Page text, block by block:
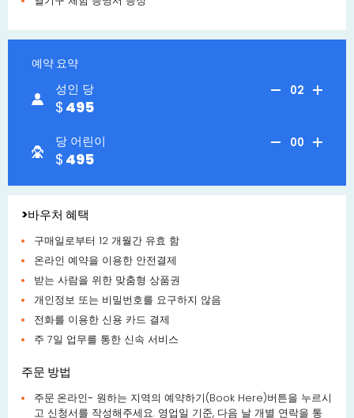
예약 요약
성인 당
495
02
당 어린이
495
00
>바우처 혜택
구매일로부터 12 개월간 유효 함
온라인 예약을 이용한 안전결제
받는 사람을 위한 맞춤형 상품권
개인정보 또는 비밀번호를 요구하지 않음
전화를 이용한 신용 카드 결제
주 7일 업무를 통한 신속 서비스
주문 방법
주문 온라인- 원하는 지역의 예약하기(Book Here)버튼을 누르시
고 신청서를 작성해주세요. 영업일 기준, 다음 날 개별 연락을 통